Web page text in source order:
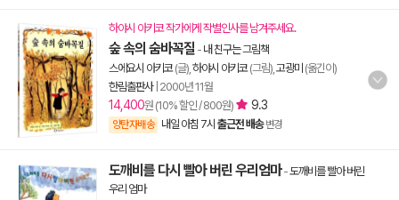
하야시 아키코 작가에게 작별인사를 남겨주세요.
숲 속의 숨바꼭질 - 내 친구는 그림책
스에요시 아키코(글), 하야시 아키코(그림), 고광미 (옮긴이)
한림출판사| 2000년 11월
14,400원 (10% 할인 / 800원) 9.3
양탄자배송 내일 아침 7시 출근전 배송 변경
도깨비를 다시 빨아 버린 우리엄마-도깨비를 빨아 버린
우리 엄마